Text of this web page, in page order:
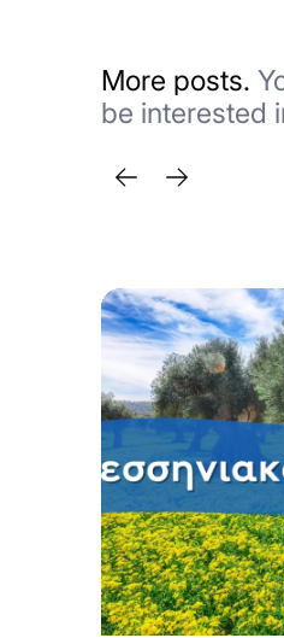
More posts.
be interested